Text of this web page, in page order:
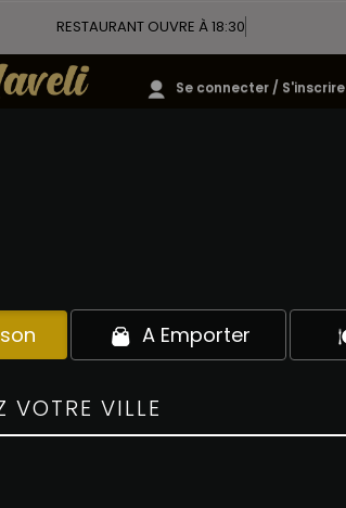
RESTAURANT OUVRE À 18:30
Se connecter / S'inscrire
ENTRÉES